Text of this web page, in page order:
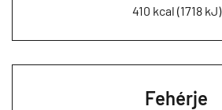
410 kcal (1718 kJ)
Fehérje